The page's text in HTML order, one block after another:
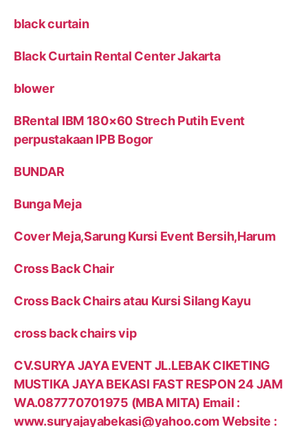
black curtain
Black Curtain Rental Center Jakarta
blower
BRental IBM 180×60 Strech Putih Event
perpustakaan IPB Bogor
BUNDAR
Bunga Meja
Cover Meja,Sarung Kursi Event Bersih,Harum
Cross Back Chair
Cross Back Chairs atau Kursi Silang Kayu
cross back chairs vip
CV.SURYA JAYA EVENT JL.LEBAK CIKETING
MUSTIKA JAYA BEKASI FAST RESPON 24 JAM
WA.087770701975 (MBA MITA) Email :
www.suryajayabekasi@yahoo.com Website :